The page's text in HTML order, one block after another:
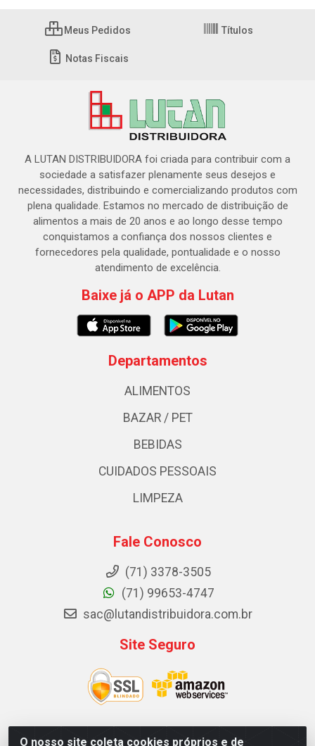
O nosso site coleta cookies próprios e de
Meus Pedidos Títulos
Notas Fiscais
A LUTAN DISTRIBUIDORA foi criada para contribuir com a
sociedade a satisfazer plenamente seus desejos e
necessidades, distribuindo e comercializando produtos com
plena qualidade. Estamos no mercado de distribuição de
alimentos a mais de 20 anos e ao longo desse tempo
conquistamos a confiança dos nossos clientes e
fornecedores pela qualidade, pontualidade e o nosso
atendimento de excelência.
Baixe já o APP da Lutan
Departamentos
ALIMENTOS
BAZAR / PET
BEBIDAS
CUIDADOS PESSOAIS
LIMPEZA
Fale Conosco
(71) 3378-3505
(71) 99653-4747
sac@lutandistribuidora.com.br
Site Seguro